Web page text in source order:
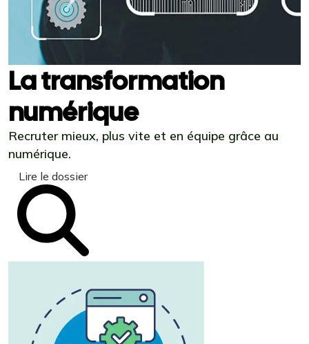
La transformation
numérique
Recruter mieux, plus vite et en équipe grâce au
numérique.
Lire le dossier